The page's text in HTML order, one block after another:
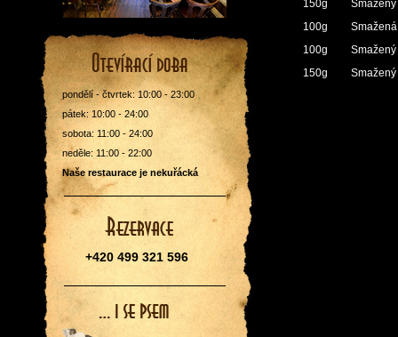
150g
100g
100g
150g
pondělí - čtvrtek: 10:00 - 23:00
pátek: 10:00 - 24:00
sobota: 11:00 - 24:00
neděle: 11:00 - 22:00
Naše restaurace je nekuřácká
+420 499 321 596